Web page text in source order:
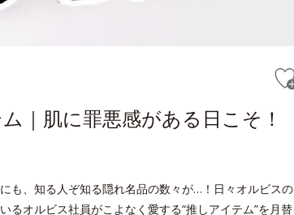
｜肌に罪悪感がある日こそ！
も、知る人ぞ知る隠れ名品の数々が…！日々オルビスの
オルビス社員がこよなく愛する“推しアイテム”を月替